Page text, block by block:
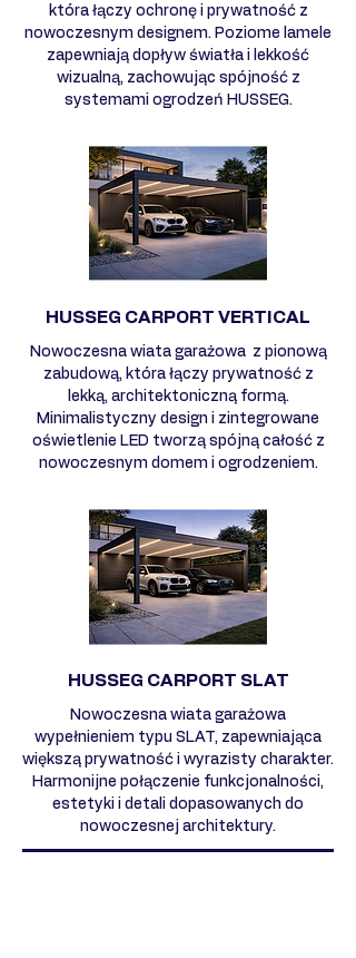
która łączy ochronę i prywatność z
nowoczesnym designem. Poziome lamele
zapewniają dopływ światła i lekkość
wizualną, zachowując spójność z
systemami ogrodzeń HUSSEG.
HUSSEG CARPORT VERTICAL
Nowoczesna wiata garażowa z pionową
zabudową, która łączy prywatność z
lekką, architektoniczną formą.
Minimalistyczny design i zintegrowane
oświetlenie LED tworzą spójną całość z
nowoczesnym domem i ogrodzeniem.
HUSSEG CARPORT SLAT
Nowoczesna wiata garażowa
wypełnieniem typu SLAT, zapewniająca
większą prywatność i wyrazisty charakter.
Harmonijne połączenie funkcjonalności,
estetyki i detali dopasowanych do
nowoczesnej architektury.